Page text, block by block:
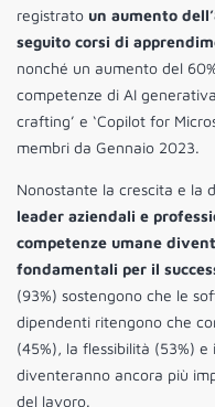
registrato un aumento
seguito corsi di
nonché un aumento del
competenze di AI
crafting’ e ‘Copilot for
membri da Gennaio 2023.
Nonostante la crescita e la
leader aziendali e
competenze umane
fondamentali per il
(93%) sostengono che le
dipendenti ritengono che
(45%), la flessibilità (53%)
diventeranno ancora più
del lavoro.